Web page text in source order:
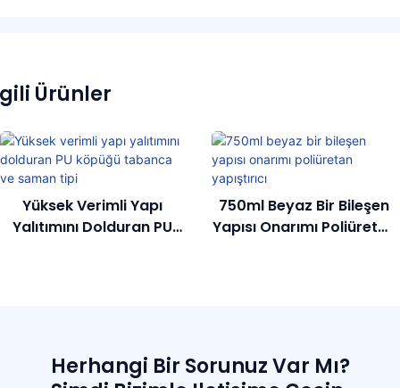
Ürünler
Yüksek Verimli Yapı
Yalıtımını Dolduran PU
750ml Beyaz Bir Bileşen
Yapısı Onarımı Poliüretan
Herhangi Bir Sorunuz Var Mı?